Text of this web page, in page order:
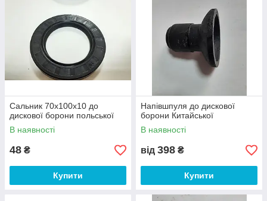
Сальник 70х100х10 до
дискової борони польської
В наявності
48 ₴
Купити
Напівшпуля до дискової
борони Китайської
В наявності
від 398 ₴
Купити